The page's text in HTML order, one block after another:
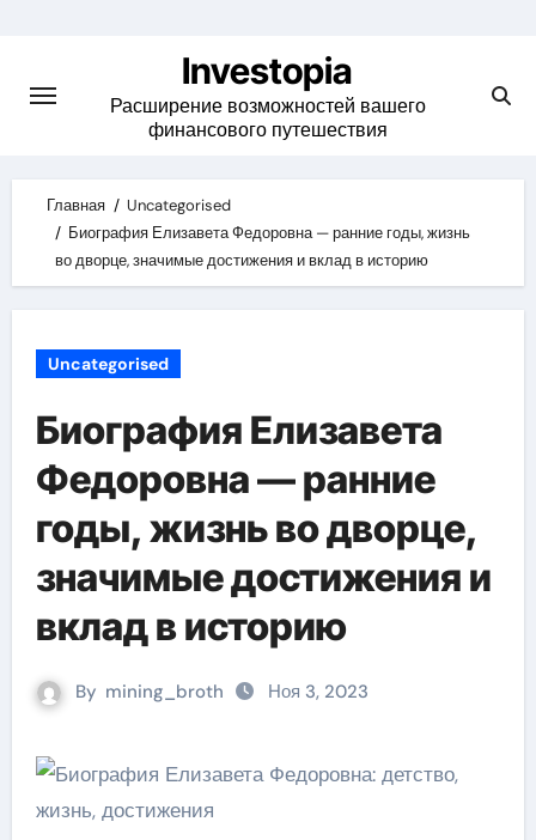
content
Investopia
Расширение возможностей вашего
финансового путешествия
Главная
Uncategorised
Биография Елизавета Федоровна — ранние годы, жизнь
во дворце, значимые достижения и вклад в историю
Uncategorised
Биография Елизавета
Федоровна — ранние
годы, жизнь во дворце,
значимые достижения и
вклад в историю
By mining_broth Ноя 3, 2023